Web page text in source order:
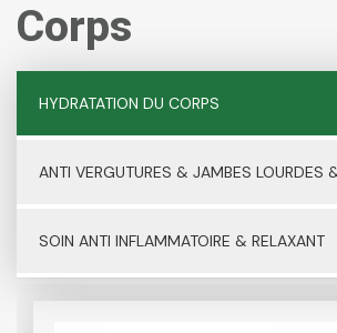
Corps
HYDRATATION DU CORPS
ANTI VERGUTURES & JAMBES LOURDES
SOIN ANTI INFLAMMATOIRE & RELAXANT